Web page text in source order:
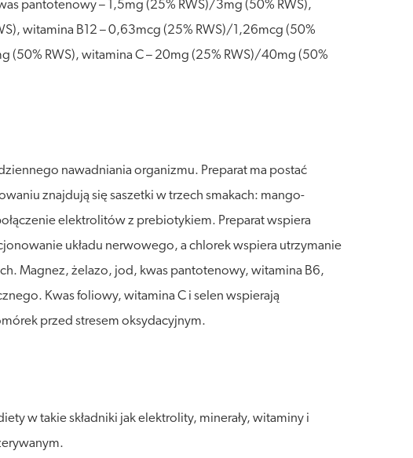
pantotenowy – 1,5mg (25% RWS)/3mg (50% RWS),
witamina B12 – 0,63mcg (25% RWS)/1,26mcg (50%
(50% RWS), witamina C – 20mg (25% RWS)/40mg (50%
nawadniania organizmu. Preparat ma postać
znajdują się saszetki w trzech smakach: mango-
elektrolitów z prebiotykiem. Preparat wspiera
układu nerwowego, a chlorek wspiera utrzymanie
Magnez, żelazo, jod, kwas pantotenowy, witamina B6,
Kwas foliowy, witamina C i selen wspierają
przed stresem oksydacyjnym.
w takie składniki jak elektrolity, minerały, witaminy i